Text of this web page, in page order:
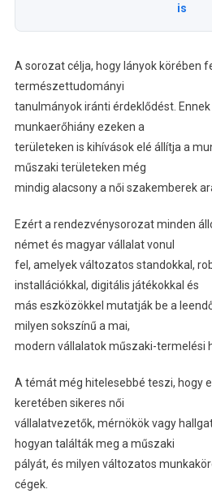
is
A sorozat célja, hogy lányok körében
természettudományi
tanulmányok iránti érdeklődést.
munkaerőhiány ezeken a
területeken is kihívások elé állítja a
műszaki területeken még
mindig alacsony a női szakemberek
Ezért a rendezvénysorozat minden
német és magyar vállalat vonul
fel, amelyek változatos standokkal,
installációkkal, digitális játékokkal és
más eszközökkel mutatják be a
milyen sokszínű a mai,
modern vállalatok műszaki-termelési
A témát még hitelesebbé teszi, hogy
keretében sikeres női
vállalatvezetők, mérnökök vagy
hogyan találták meg a műszaki
pályát, és milyen változatos
cégek.